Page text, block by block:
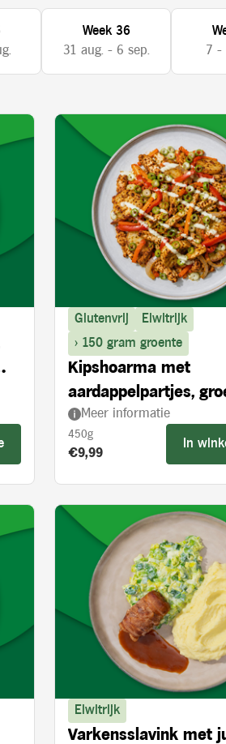
Week 36
31 aug. - 6 sep.
7 -
Glutenvrij
Eiwitrijk
> 150 gram groente
Kipshoarma met
aardappelpartjes,
en knoflooksaus
Meer informatie
450g
Product prijs:
€9,99
In
Eiwitrijk
Varkensslavink met